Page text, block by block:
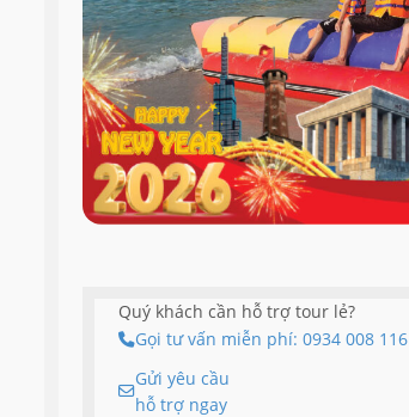
Quý khách cần hỗ trợ tour lẻ?
Gọi tư vấn miễn phí: 0934 008 116
Gửi yêu cầu
hỗ trợ ngay